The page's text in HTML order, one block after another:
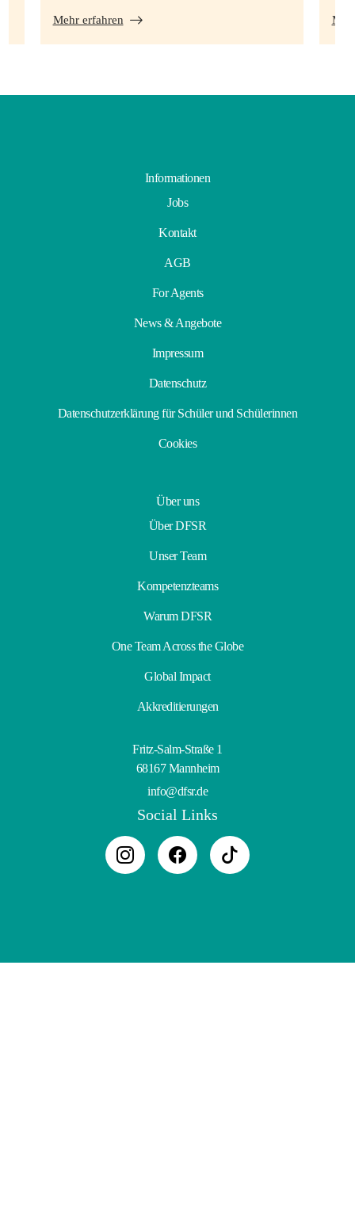
Mehr erfahren
Informationen
Jobs
Kontakt
AGB
For Agents
News & Angebote
Impressum
Datenschutz
Datenschutzerklärung für Schüler und Schülerinnen
Cookies
Über uns
Über DFSR
Unser Team
Kompetenzteams
Warum DFSR
One Team Across the Globe
Global Impact
Akkreditierungen
Fritz-Salm-Straße 1
68167 Mannheim
info@dfsr.de
Social Links